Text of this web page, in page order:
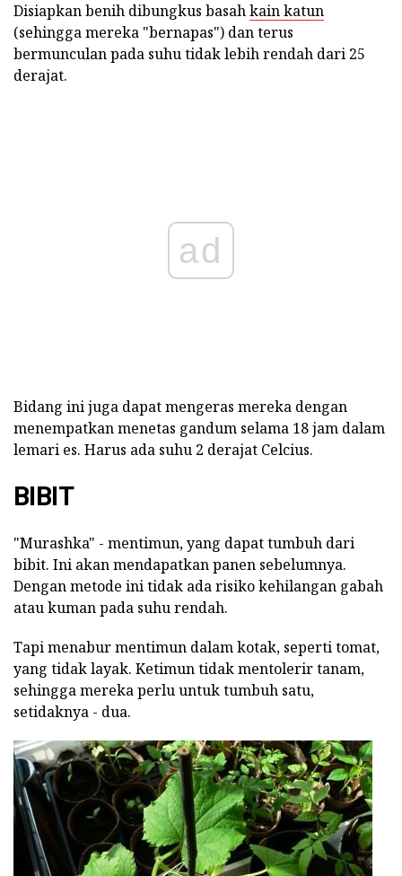
Disiapkan benih dibungkus basahkain katun
(sehingga mereka "bernapas") dan terus
bermunculan pada suhu tidak lebih rendah dari 25
derajat.
ad
Bidang ini juga dapat mengeras mereka dengan
menempatkan menetas gandum selama 18 jam dalam
lemari es. Harus ada suhu 2 derajat Celcius.
BIBIT
"Murashka" - mentimun, yang dapat tumbuh dari
bibit. Ini akan mendapatkan panen sebelumnya.
Dengan metode ini tidak ada risiko kehilangan gabah
atau kuman pada suhu rendah.
Tapi menabur mentimun dalam kotak, seperti tomat,
yang tidak layak. Ketimun tidak mentolerir tanam,
sehingga mereka perlu untuk tumbuh satu,
setidaknya - dua.